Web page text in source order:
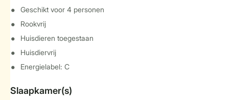
Geschikt voor 4 personen
Rookvrij
Huisdieren toegestaan
Huisdiervrij
Energielabel: C
Slaapkamer(s)